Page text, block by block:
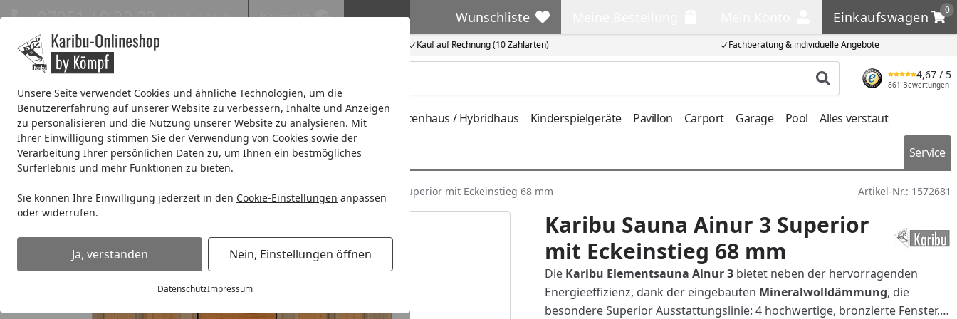
Unsere Seite verwendet Cookies und ähnliche Technologien, um die
Benutzererfahrung auf unserer Website zu verbessern, Inhalte und Anzeigen
zu personalisieren und die Nutzung unserer Website zu analysieren. Mit
Ihrer Einwilligung stimmen Sie der Verwendung von Cookies sowie der
Verarbeitung Ihrer persönlichen Daten zu, um Ihnen ein bestmögliches
Surferlebnis und mehr Funktionen zu bieten.
Sie können Ihre Einwilligung jederzeit in den Cookie-Einstellungen anpassen
oder widerrufen.
Ja, verstanden Nein, Einstellungen öffnen
DatenschutzImpressum
Eigene Montage-Teams Kauf auf Rechnung (10 Zahlarten) Fachberatung & individuelle Angebote
07051 / 9 22 22 Mo-Fr. 8-16 Uhr Kontakt Wunschliste
Wunschliste Einkaufswagen
0
Einkaufswagen
Produkt suchen
4,67 / 5
861 Bewertungen
Systemhaus Blockbohlenhaus Gartenhäuser Expresslieferung Metallgartenhaus / Hybridhaus Kinderspielgeräte Pavillon Carport Garage Pool Alles verstaut
Wellness % Sale % Service
Startseite
Wellness Elementsauna 68 mm Superior Saunen Karibu Sauna Ainur 3 Superior mit Eckeinstieg 68 mm Artikel-Nr.: 1572681
Karibu Sauna Ainur 3 Superior
mit Eckeinstieg 68 mm
Die Karibu Elementsauna Ainur 3bietet neben der hervorragenden
Energieeffizienz, dank der eingebauten Mineralwolldämmung, die
besondere Superior Ausstattungslinie: 4 hochwertige, bronzierte Fenster,